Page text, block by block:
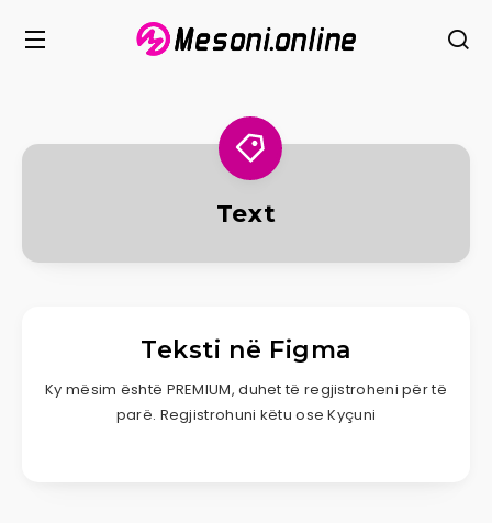
Text
Teksti në Figma
Ky mësim është PREMIUM, duhet të regjistroheni për të
parë. Regjistrohuni këtu ose Kyçuni